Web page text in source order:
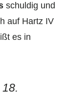
schuldig und
auf Hartz IV
es in